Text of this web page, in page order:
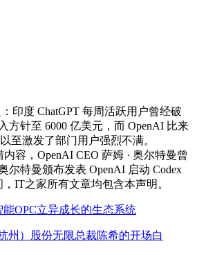
印度 ChatGPT 每周活跃用户曾经破
方针至 6000 亿美元，而 OpenAI 比来
至激发了部门用户强烈不满。
容，OpenAI CEO 萨姆 · 奥尔特曼曾
尔特曼颁布发表 OpenAI 启动 Codex
IT之家所有文章均包含本声明。
OPC立异成长的生态系统
州）股份无限总裁陈希的开场白